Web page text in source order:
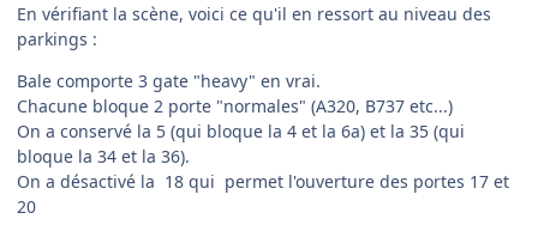
En vérifiant la scène, voici ce qu'il en ressort au niveau des
parkings :
Bale comporte 3 gate "heavy" en vrai.
Chacune bloque 2 porte "normales" (A320, B737 etc...)
On a conservé la 5 (qui bloque la 4 et la 6a) et la 35 (qui
bloque la 34 et la 36).
On a désactivé la 18 qui permet l'ouverture des portes 17 et
20